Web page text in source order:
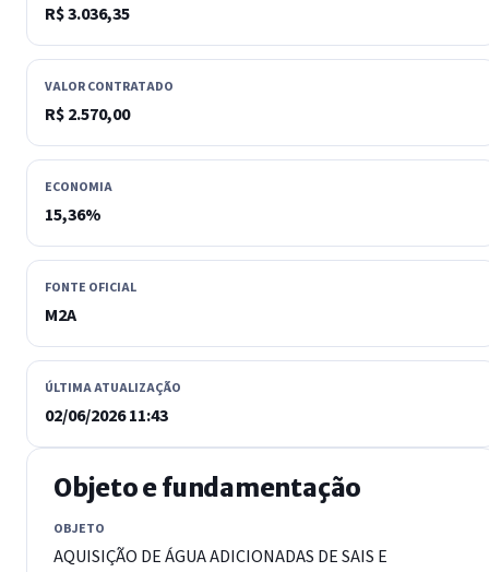
R$ 3.036,35
VALOR CONTRATADO
R$ 2.570,00
ECONOMIA
15,36%
FONTE OFICIAL
M2A
ÚLTIMA ATUALIZAÇÃO
02/06/2026 11:43
Objeto e fundamentação
OBJETO
AQUISIÇÃO DE ÁGUA ADICIONADAS DE SAIS E